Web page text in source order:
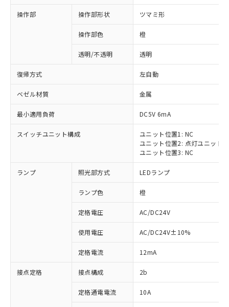
操作部 操作部形状 ツマミ形
操作部色 橙
透明/不透明 透明
復帰方式 左自動
ベゼル材質 金属
最小適用負荷 DC5V 6mA
スイッチユニット構成
ユニット位置1: NC
ユニット位置2: 点灯ユニット
ユニット位置3: NC
ランプ 照光部方式 LEDランプ
ランプ色 橙
定格電圧 AC/DC24V
使用電圧 AC/DC24V±10%
定格電流 12mA
接点定格 接点構成 2b
定格通電電流 10A
ご利用条件
※1 対応状況
対応済み：EU RoHS指令（10物質）の
非含有に対応した製品が提供可能な商品で
す。
対応予定：EU RoHS指令（10物質）の非含
有に対応した製品に切り替える予定のある